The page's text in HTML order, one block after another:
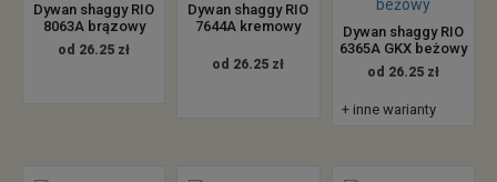
Dywan shaggy RIO
8063A brązowy
od 26.25 zł
Dywan shaggy RIO
7644A kremowy
od 26.25 zł
Dywan shaggy RIO
6365A GKX beżowy
od 26.25 zł
+ inne warianty